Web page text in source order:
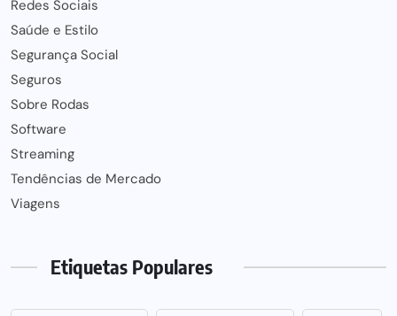
Redes Sociais
Saúde e Estilo
Segurança Social
Seguros
Sobre Rodas
Software
Streaming
Tendências de Mercado
Viagens
Etiquetas Populares